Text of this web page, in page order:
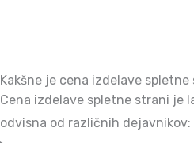
Kakšne je cena izdelave
Cena izdelave spletne strani je
odvisna od različnih dejavnikov: